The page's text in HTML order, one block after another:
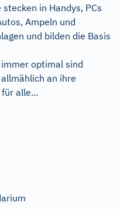
in Handys, PCs
Ampeln und
und bilden die Basis
optimal sind
an ihre
alle...